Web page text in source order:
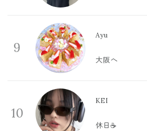
9
Ayu
大阪へ
10
KEI
休日☕️